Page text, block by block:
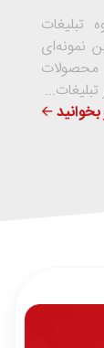
توسط گروه تبلیغات
نمونه‌ای
محصولات
🡨